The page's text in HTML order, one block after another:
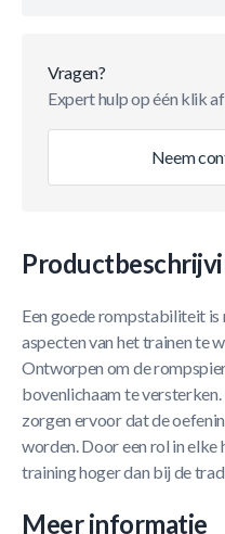
Vragen?
Expert hulp op één klik
Neem
Een goede rompstabiliteit
aspecten van het trainen te
Ontworpen om de
bovenlichaam te
zorgen ervoor dat de
worden. Door een rol in elke
training hoger dan bij de
Meer informatie